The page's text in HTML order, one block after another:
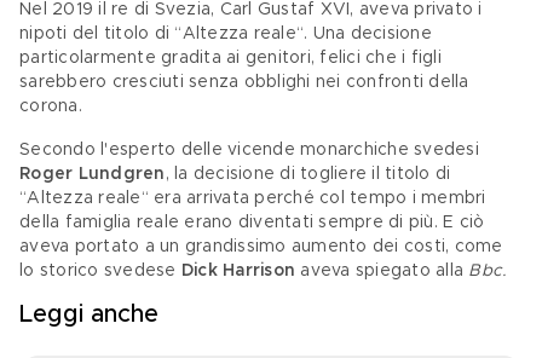
Nel 2019 il re di Svezia, Carl Gustaf XVI, aveva privato i
nipoti del titolo di “Altezza reale“. Una decisione
particolarmente gradita ai genitori, felici che i figli
sarebbero cresciuti senza obblighi nei confronti della
corona.
Secondo l'esperto delle vicende monarchiche svedesi
Roger Lundgren , la decisione di togliere il titolo di
“Altezza reale“ era arrivata perché col tempo i membri
della famiglia reale erano diventati sempre di più. E ciò
aveva portato a un grandissimo aumento dei costi, come
lo storico svedese Dick Harrison aveva spiegato alla Bbc.
Leggi anche